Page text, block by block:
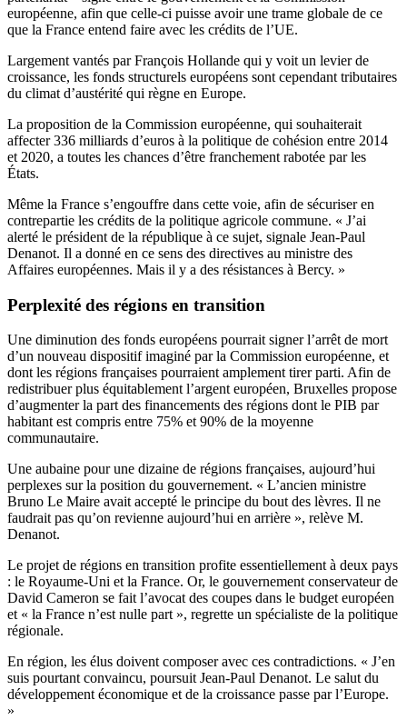
européenne, afin que celle-ci puisse avoir une trame globale de ce
que la France entend faire avec les crédits de l’UE.
Largement vantés par François Hollande qui y voit un levier de
croissance, les fonds structurels européens sont cependant tributaires
du climat d’austérité qui règne en Europe.
La proposition de la Commission européenne, qui souhaiterait
affecter 336 milliards d’euros à la politique de cohésion entre 2014
et 2020, a toutes les chances d’être franchement rabotée par les
États.
Même la France s’engouffre dans cette voie, afin de sécuriser en
contrepartie les crédits de la politique agricole commune. « J’ai
alerté le président de la république à ce sujet, signale Jean-Paul
Denanot. Il a donné en ce sens des directives au ministre des
Affaires européennes. Mais il y a des résistances à Bercy. »
Perplexité des régions en transition
Une diminution des fonds européens pourrait signer l’arrêt de mort
d’un nouveau dispositif imaginé par la Commission européenne, et
dont les régions françaises pourraient amplement tirer parti. Afin de
redistribuer plus équitablement l’argent européen, Bruxelles propose
d’augmenter la part des financements des régions dont le PIB par
habitant est compris entre 75% et 90% de la moyenne
communautaire.
Une aubaine pour une dizaine de régions françaises, aujourd’hui
perplexes sur la position du gouvernement. « L’ancien ministre
Bruno Le Maire avait accepté le principe du bout des lèvres. Il ne
faudrait pas qu’on revienne aujourd’hui en arrière », relève M.
Denanot.
Le projet de régions en transition profite essentiellement à deux pays
: le Royaume-Uni et la France. Or, le gouvernement conservateur de
David Cameron se fait l’avocat des coupes dans le budget européen
et « la France n’est nulle part », regrette un spécialiste de la politique
régionale.
En région, les élus doivent composer avec ces contradictions. « J’en
suis pourtant convaincu, poursuit Jean-Paul Denanot. Le salut du
développement économique et de la croissance passe par l’Europe.
»